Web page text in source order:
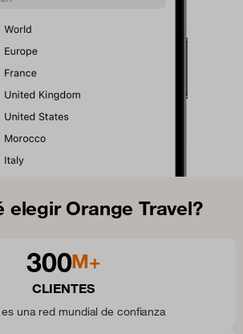
elegir Orange Travel?
300M+
CLIENTES
una red mundial de confianza